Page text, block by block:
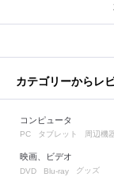
カテゴリーからレ
コンピュータ
PC タブレット 周辺機
映画、ビデオ
DVD Blu-ray グッズ